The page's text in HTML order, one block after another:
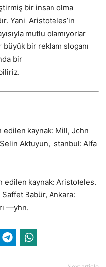
bir insan olma
Yani, Aristoteles’in
mutlu olamıyorlar
bir reklam sloganı
bir
kaynak: Mill, John
Aktuyun, İstanbul: Alfa
edilen kaynak: Aristoteles.
Saffet Babür, Ankara:
—yhn.